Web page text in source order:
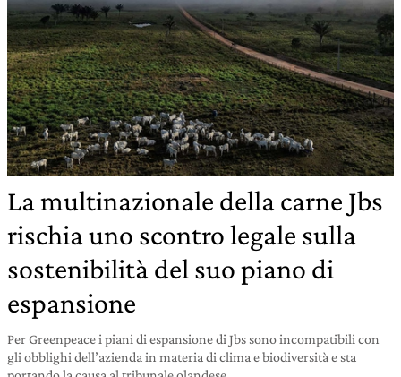
La multinazionale della carne Jbs
rischia uno scontro legale sulla
sostenibilità del suo piano di
espansione
Per Greenpeace i piani di espansione di Jbs sono incompatibili con
gli obblighi dell’azienda in materia di clima e biodiversità e sta